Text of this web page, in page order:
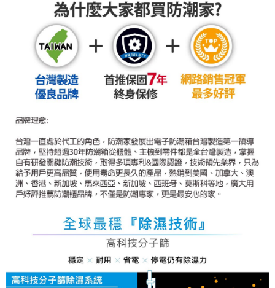
是否繳費成功／繳費後需取消欲退款等相關疑問，請聯繫「AFTEE先享後付
客戶支援中心」https://netprotections.freshdesk.com/support/home
【注意事項】
１．透過由恩沛科技股份有限公司提供之「AFTEE先享後付」服務完成之交
易，需依本服務之必要範圍內提供個人資料，並將交易相關給付款項請求債
權轉讓予恩沛科技股份有限公司。
２．關於個人資料處理事宜，請瀏覽以下網址：
https://aftee.tw/terms/#terms3
「AFTEE先享後付」，若未經同意申辦者引起之損失，本公司不負相關責
４．使用「AFTEE先享後付」時，將依據個別帳號之用戶狀況，依本公司即
時審查核予不同之上限額度；若仍有額度不足之情形，本公司將視審查結果
請求用戶進行身份認證。
５．嚴禁一人註冊多個帳號或使用他人資訊註冊。若發現惡意使用之情形，
恩沛科技股份有限公司將有權停止該用戶之使用額度並採取法律行動。